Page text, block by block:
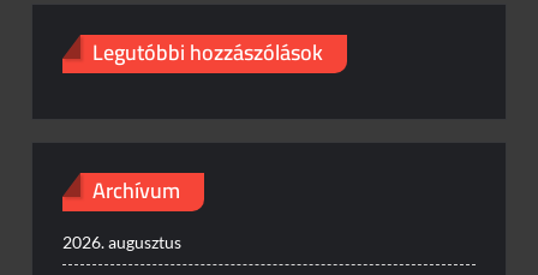
Legutóbbi hozzászólások
Archívum
2026. augusztus